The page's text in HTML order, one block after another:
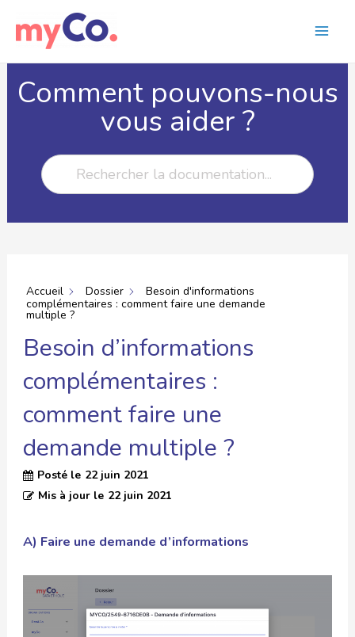
Comment pouvons-nous
vous aider ?
Accueil Dossier
Besoin d'informations
complémentaires : comment faire une demande
multiple ?
Besoin d’informations
complémentaires :
comment faire une
demande multiple ?
Posté le 22 juin 2021
Mis à jour le 22 juin 2021
A) Faire une demande d’informations